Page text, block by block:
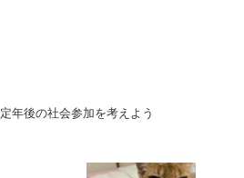
定年後の社会参加を考えよう